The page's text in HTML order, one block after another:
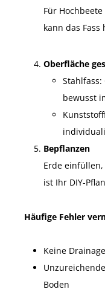
Für
kann das
Oberfläche
bewusst
Bepflanzen
Erde
ist Ihr DIY-
Häufige Fehler
Keine
Boden